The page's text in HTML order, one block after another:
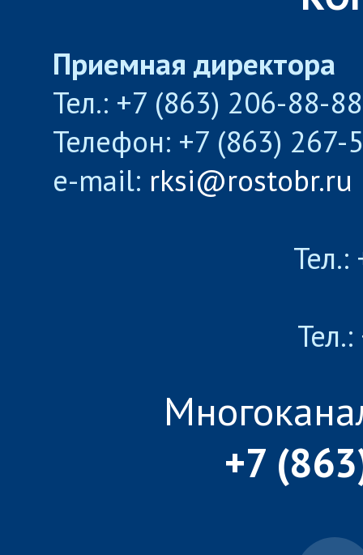
Приемная директора
Тел.: +7 (863) 206-88-
Телефон: +7 (863) 267-
e-mail: rksi@rostobr.ru
+7